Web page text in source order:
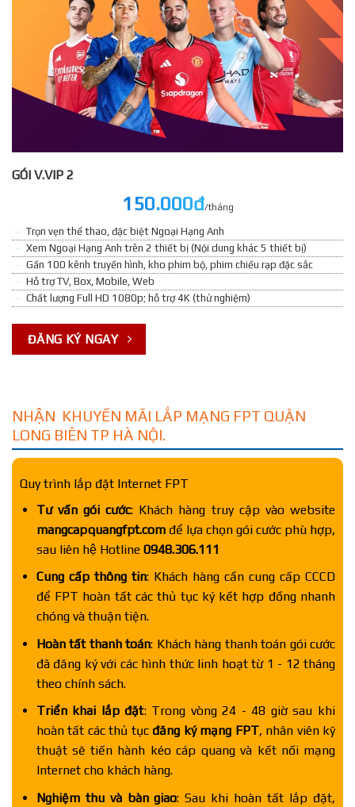
GÓI V.VIP 2
150.000đ/tháng
Trọn vẹn thể thao, đặc biệt Ngoại Hạng Anh
Xem Ngoại Hạng Anh trên 2 thiết bị (Nội dung khác 5 thiết bị)
Gần 100 kênh truyền hình, kho phim bộ, phim chiếu rạp đặc sắc
Hỗ trợ TV, Box, Mobile, Web
Chất lượng Full HD 1080p; hỗ trợ 4K (thử nghiệm)
ĐĂNG KÝ NGAY
NHẬN KHUYẾN MÃI LẮP MẠNG FPT QUẬN
LONG BIÊN TP HÀ NỘI.
Quy trình lắp đặt Internet FPT
Tư vấn gói cước: Khách hàng truy cập vào website
mangcapquangfpt.comđể lựa chọn gói cước phù hợp,
sau liên hệ Hotline 0948.306.111
Cung cấp thông tin: Khách hàng cần cung cấp CCCD
để FPT hoàn tất các thủ tục ký kết hợp đồng nhanh
chóng và thuận tiện.
Hoàn tất thanh toán: Khách hàng thanh toán gói cước
đã đăng ký với các hình thức linh hoạt từ 1 - 12 tháng
theo chính sách.
Triển khai lắp đặt: Trong vòng 24 - 48 giờ sau khi
hoàn tất các thủ tục đăng ký mạng FPT, nhân viên kỹ
thuật sẽ tiến hành kéo cáp quang và kết nối mạng
Internet cho khách hàng.
Nghiệm thu và bàn giao: Sau khi hoàn tất lắp đặt,